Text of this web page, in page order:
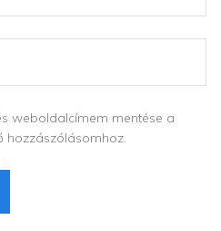
weboldalcímem mentése a
hozzászólásomhoz.